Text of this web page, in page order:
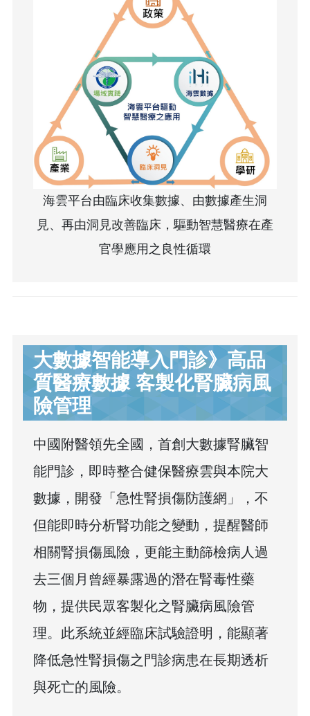
海雲平台由臨床收集數據、由數據產生洞
見、再由洞見改善臨床，驅動智慧醫療在產
官學應用之良性循環
大數據智能導入門診》高品
質醫療數據 客製化腎臟病風
險管理
中國附醫領先全國，首創大數據腎臟智
能門診，即時整合健保醫療雲與本院大
數據，開發「急性腎損傷防護網」，不
但能即時分析腎功能之變動，提醒醫師
相關腎損傷風險，更能主動篩檢病人過
去三個月曾經暴露過的潛在腎毒性藥
物，提供民眾客製化之腎臟病風險管
理。此系統並經臨床試驗證明，能顯著
降低急性腎損傷之門診病患在長期透析
與死亡的風險。